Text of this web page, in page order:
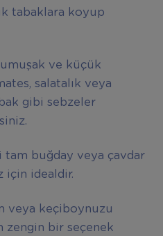
tabaklara koyup
ve küçük
salatalık veya
gibi sebzeler
tam buğday veya çavdar
için idealdir.
veya keçiboynuzu
zengin bir seçenek